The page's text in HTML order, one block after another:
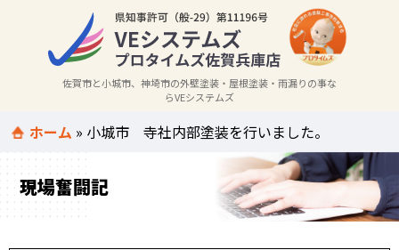
佐賀市と小城市、神埼市の外壁塗装・屋根塗装・雨漏りの事な
らVEシステムズ
ホーム » 小城市 寺社内部塗装を行いました。
現場奮闘記